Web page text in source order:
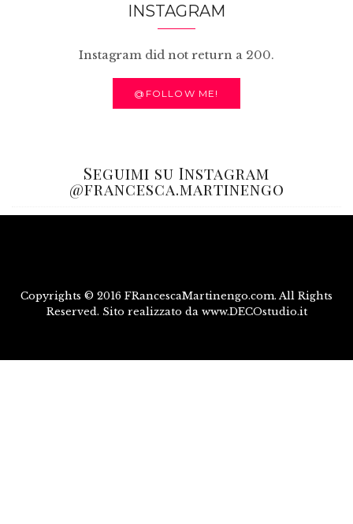
INSTAGRAM
Instagram did not return a 200.
@FOLLOW ME!
Seguimi su Instagram
@francesca.martinengo
Copyrights © 2016 FRancescaMartinengo.com. All Rights
Reserved. Sito realizzato da www.DECOstudio.it